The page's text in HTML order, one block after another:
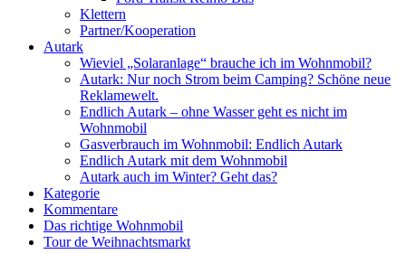
Klettern
Partner/Kooperation
Autark
Wieviel „Solaranlage“ brauche ich im Wohnmobil?
Autark: Nur noch Strom beim Camping? Schöne neue
Reklamewelt.
Endlich Autark – ohne Wasser geht es nicht im
Wohnmobil
Gasverbrauch im Wohnmobil: Endlich Autark
Endlich Autark mit dem Wohnmobil
Autark auch im Winter? Geht das?
Kategorie
Kommentare
Das richtige Wohnmobil
Tour de Weihnachtsmarkt